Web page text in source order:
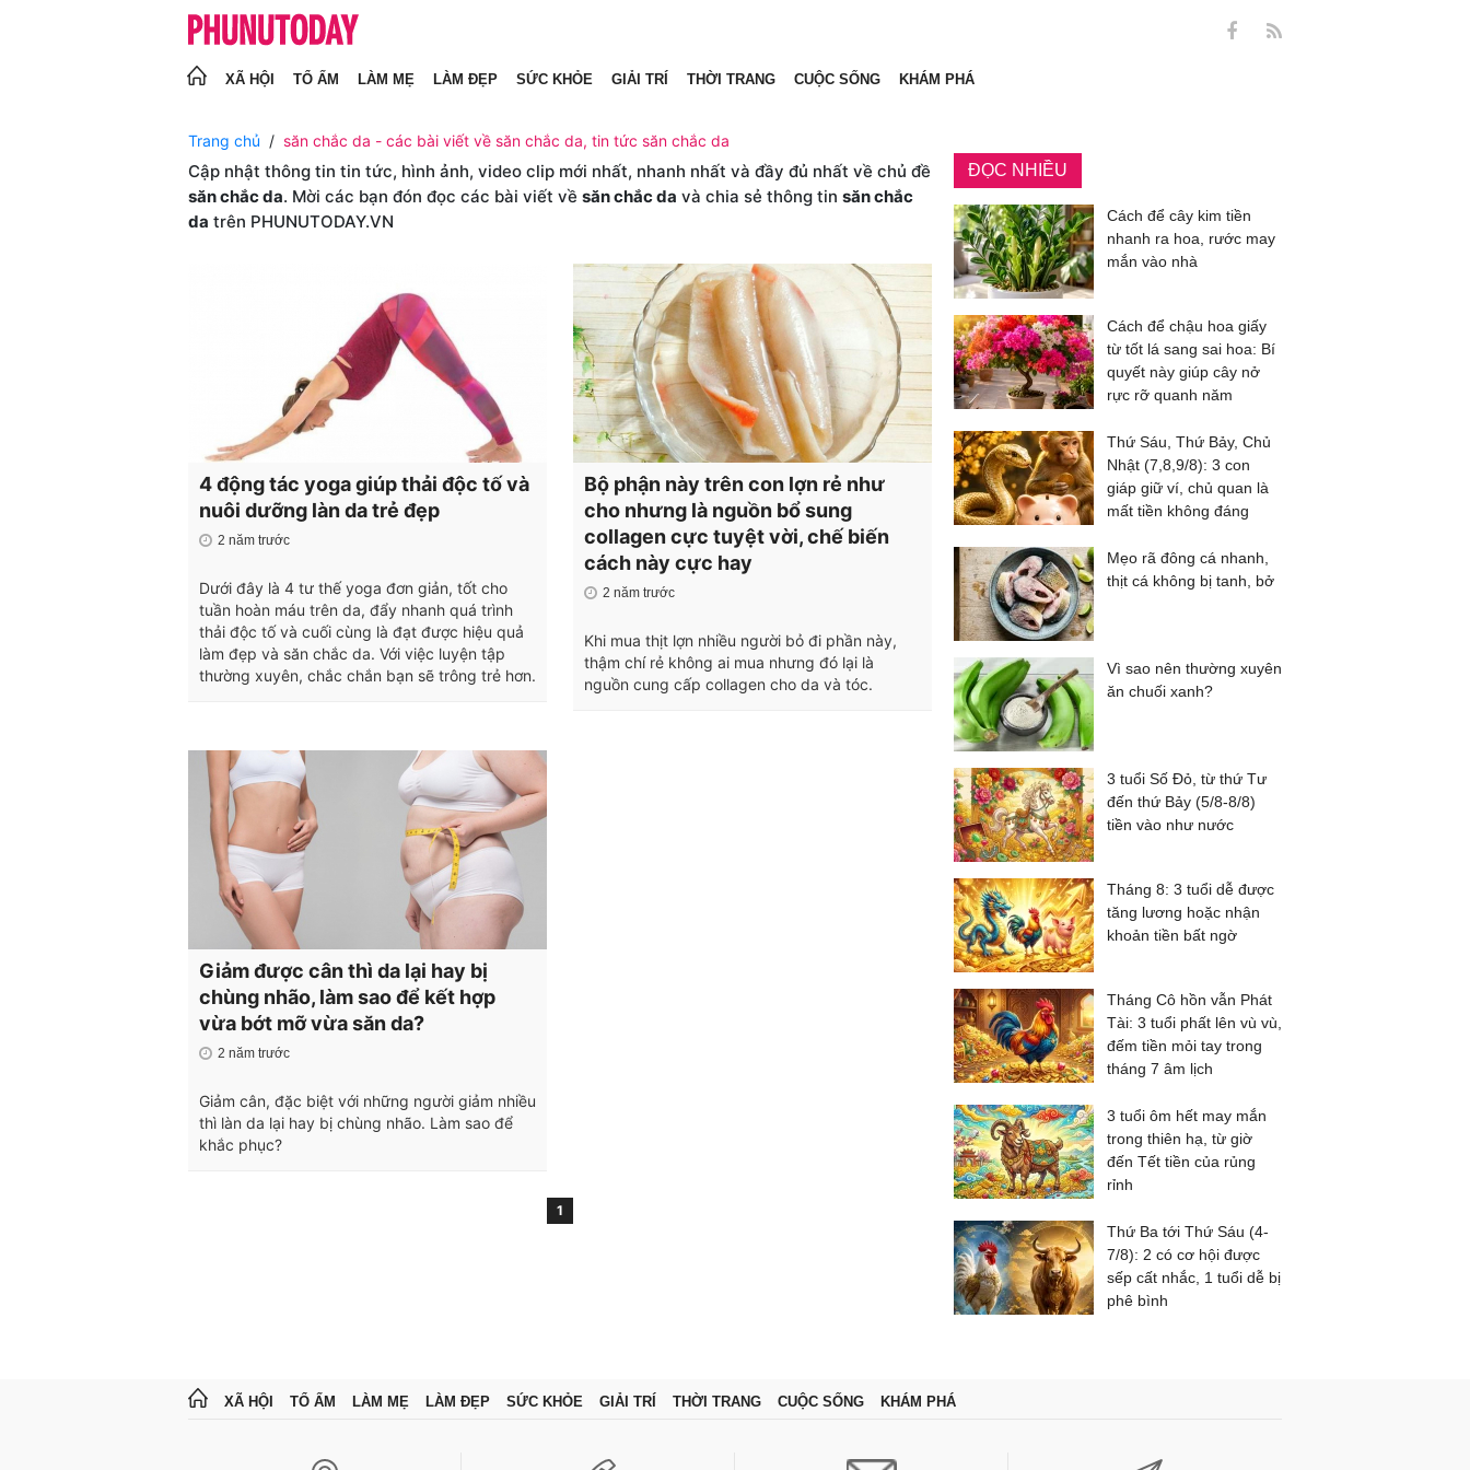
XÃ HỘI TỔ ẤM LÀM MẸ LÀM ĐẸP SỨC KHỎE GIẢI TRÍ THỜI TRANG CUỘC SỐNG KHÁM PHÁ
Trang chủ săn chắc da - các bài viết về săn chắc da, tin tức săn chắc da
Cập nhật thông tin tin tức, hình ảnh, video clip mới nhất, nhanh nhất và đầy đủ nhất về chủ đề
săn chắc da. Mời các bạn đón đọc các bài viết về săn chắc da và chia sẻ thông tin săn chắc
da trên PHUNUTODAY.VN
4 động tác yoga giúp thải độc tố và
nuôi dưỡng làn da trẻ đẹp
2 năm trước
Dưới đây là 4 tư thế yoga đơn giản, tốt cho
tuần hoàn máu trên da, đẩy nhanh quá trình
thải độc tố và cuối cùng là đạt được hiệu quả
làm đẹp và săn chắc da. Với việc luyện tập
thường xuyên, chắc chắn bạn sẽ trông trẻ hơn.
Giảm được cân thì da lại hay bị
chùng nhão, làm sao để kết hợp
vừa bớt mỡ vừa săn da?
2 năm trước
Giảm cân, đặc biệt với những người giảm nhiều
thì làn da lại hay bị chùng nhão. Làm sao để
khắc phục?
Bộ phận này trên con lợn rẻ như
cho nhưng là nguồn bổ sung
collagen cực tuyệt vời, chế biến
cách này cực hay
2 năm trước
Khi mua thịt lợn nhiều người bỏ đi phần này,
thậm chí rẻ không ai mua nhưng đó lại là
nguồn cung cấp collagen cho da và tóc.
1
ĐỌC NHIỀU
Cách để cây kim tiền
nhanh ra hoa, rước may
mắn vào nhà
Cách để chậu hoa giấy
từ tốt lá sang sai hoa: Bí
quyết này giúp cây nở
rực rỡ quanh năm
Thứ Sáu, Thứ Bảy, Chủ
Nhật (7,8,9/8): 3 con
giáp giữ ví, chủ quan là
mất tiền không đáng
Mẹo rã đông cá nhanh,
thịt cá không bị tanh, bở
Vì sao nên thường xuyên
ăn chuối xanh?
3 tuổi Số Đỏ, từ thứ Tư
đến thứ Bảy (5/8-8/8)
tiền vào như nước
Tháng 8: 3 tuổi dễ được
tăng lương hoặc nhận
khoản tiền bất ngờ
Tháng Cô hồn vẫn Phát
Tài: 3 tuổi phất lên vù vù,
đếm tiền mỏi tay trong
tháng 7 âm lịch
3 tuổi ôm hết may mắn
trong thiên hạ, từ giờ
đến Tết tiền của rủng
rỉnh
Thứ Ba tới Thứ Sáu (4-
7/8): 2 có cơ hội được
sếp cất nhắc, 1 tuổi dễ bị
phê bình
XÃ HỘI TỔ ẤM LÀM MẸ LÀM ĐẸP SỨC KHỎE GIẢI TRÍ THỜI TRANG CUỘC SỐNG KHÁM PHÁ